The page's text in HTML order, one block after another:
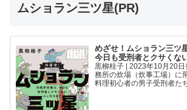
ムショラン三ツ星(PR)
めざせ！ムショラン三ツ
今日も受刑者とクサくな
黒柳桂子 | 2023年10月20日
務所の炊場（炊事工場）に
料理初心者の男子受刑者た